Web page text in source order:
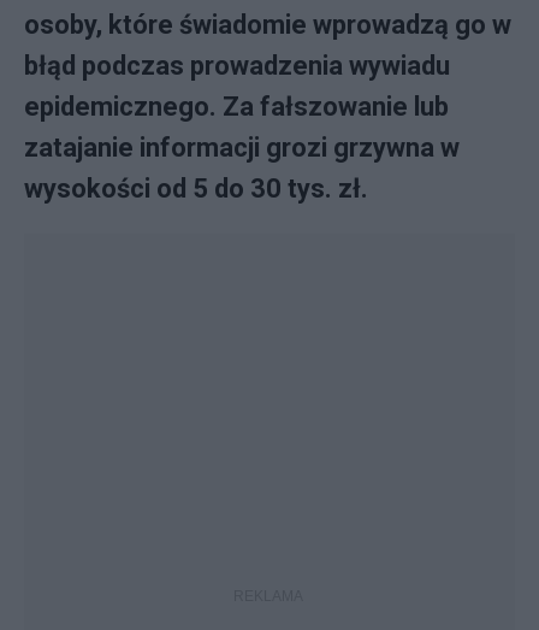
osoby, które świadomie wprowadzą go w
błąd podczas prowadzenia wywiadu
epidemicznego. Za fałszowanie lub
zatajanie informacji grozi grzywna w
wysokości od 5 do 30 tys. zł.